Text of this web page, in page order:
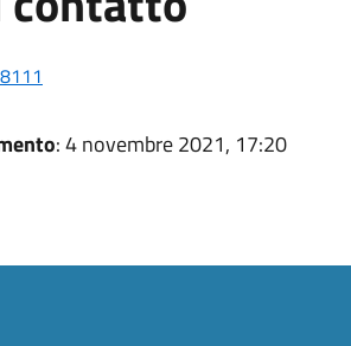
: 4 novembre 2021, 17:20